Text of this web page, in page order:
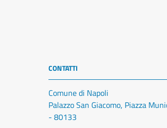
CONTATTI
Comune di Napoli
Palazzo San Giacomo, Piazza
- 80133